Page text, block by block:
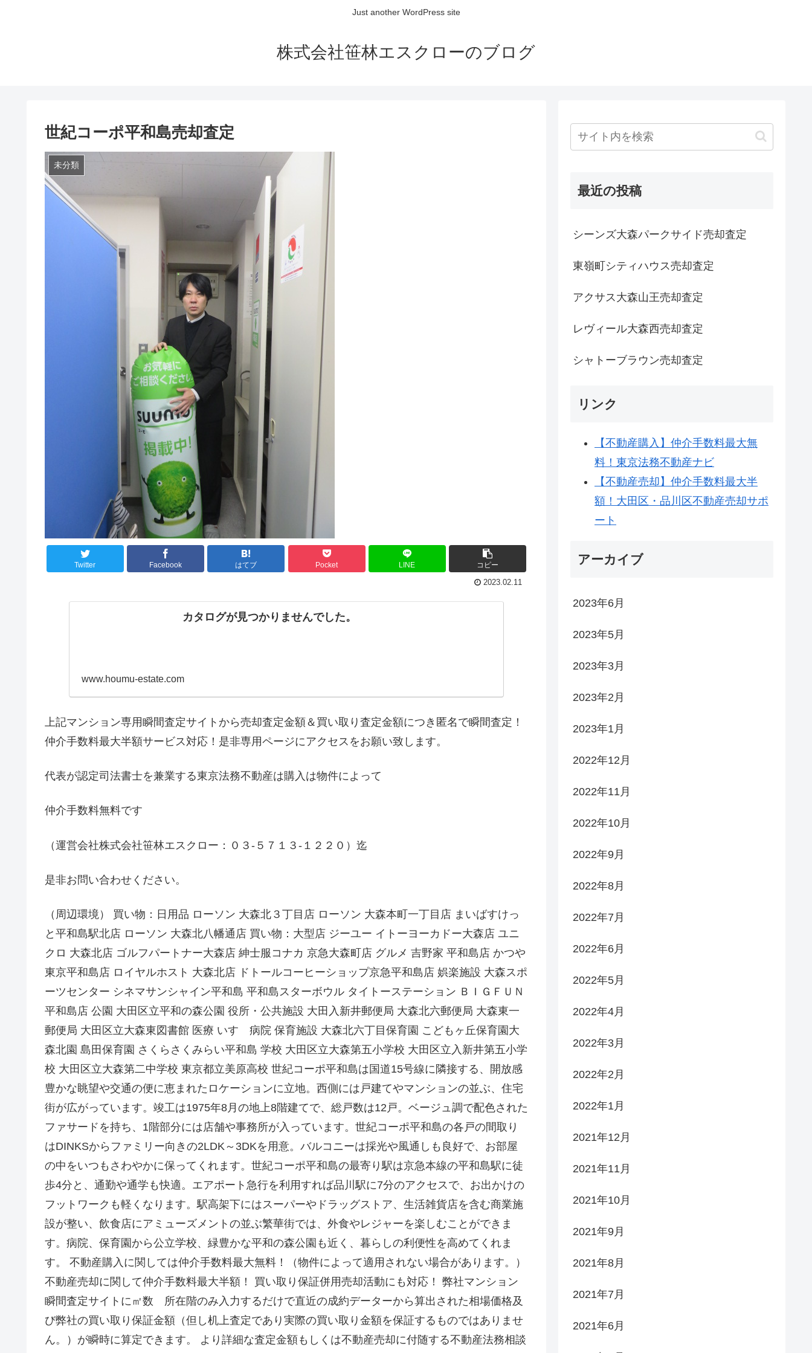
Just another WordPress site
株式会社笹林エスクローのブログ
世紀コーポ平和島売却査定
未分類
Twitter Facebook はてブ Pocket LINE コピー
2023.02.11
カタログが見つかりませんでした。
www.houmu-estate.com
上記マンション専用瞬間査定サイトから売却査定金額＆買い取り査定金額につき匿名で瞬間査定！
仲介手数料最大半額サービス対応！是非専用ページにアクセスをお願い致します。
代表が認定司法書士を兼業する東京法務不動産は購入は物件によって
仲介手数料無料です
（運営会社株式会社笹林エスクロー：０３-５７１３-１２２０）迄
是非お問い合わせください。
（周辺環境） 買い物：日用品 ローソン 大森北３丁目店 ローソン 大森本町一丁目店 まいばすけっ
と平和島駅北店 ローソン 大森北八幡通店 買い物：大型店 ジーユー イトーヨーカドー大森店 ユニ
クロ 大森北店 ゴルフパートナー大森店 紳士服コナカ 京急大森町店 グルメ 吉野家 平和島店 かつや
東京平和島店 ロイヤルホスト 大森北店 ドトールコーヒーショップ京急平和島店 娯楽施設 大森スポ
ーツセンター シネマサンシャイン平和島 平和島スターボウル タイトーステーション ＢＩＧＦＵＮ
平和島店 公園 大田区立平和の森公園 役所・公共施設 大田入新井郵便局 大森北六郵便局 大森東一
郵便局 大田区立大森東図書館 医療 いすゞ病院 保育施設 大森北六丁目保育園 こどもヶ丘保育園大
森北園 島田保育園 さくらさくみらい平和島 学校 大田区立大森第五小学校 大田区立入新井第五小学
校 大田区立大森第二中学校 東京都立美原高校 世紀コーポ平和島は国道15号線に隣接する、開放感
豊かな眺望や交通の便に恵まれたロケーションに立地。西側には戸建てやマンションの並ぶ、住宅
街が広がっています。竣工は1975年8月の地上8階建てで、総戸数は12戸。ベージュ調で配色された
ファサードを持ち、1階部分には店舗や事務所が入っています。世紀コーポ平和島の各戸の間取り
はDINKSからファミリー向きの2LDK～3DKを用意。バルコニーは採光や風通しも良好で、お部屋
の中をいつもさわやかに保ってくれます。世紀コーポ平和島の最寄り駅は京急本線の平和島駅に徒
歩4分と、通勤や通学も快適。エアポート急行を利用すれば品川駅に7分のアクセスで、お出かけの
フットワークも軽くなります。駅高架下にはスーパーやドラッグストア、生活雑貨店を含む商業施
設が整い、飲食店にアミューズメントの並ぶ繁華街では、外食やレジャーを楽しむことができま
す。病院、保育園から公立学校、緑豊かな平和の森公園も近く、暮らしの利便性を高めてくれま
す。 不動産購入に関しては仲介手数料最大無料！（物件によって適用されない場合があります。）
不動産売却に関して仲介手数料最大半額！ 買い取り保証併用売却活動にも対応！ 弊社マンション
瞬間査定サイトに㎡数 所在階のみ入力するだけで直近の成約データーから算出された相場価格及
び弊社の買い取り保証金額（但し机上査定であり実際の買い取り金額を保証するものではありませ
ん。）が瞬時に算定できます。 より詳細な査定金額もしくは不動産売却に付随する不動産法務相談
最近の投稿
シーンズ大森パークサイド売却査定
東嶺町シティハウス売却査定
アクサス大森山王売却査定
レヴィール大森西売却査定
シャトーブラウン売却査定
リンク
【不動産購入】仲介手数料最大無
料！東京法務不動産ナビ
【不動産売却】仲介手数料最大半
額！大田区・品川区不動産売却サポ
ート
アーカイブ
2023年6月
2023年5月
2023年3月
2023年2月
2023年1月
2022年12月
2022年11月
2022年10月
2022年9月
2022年8月
2022年7月
2022年6月
2022年5月
2022年4月
2022年3月
2022年2月
2022年1月
2021年12月
2021年11月
2021年10月
2021年9月
2021年8月
2021年7月
2021年6月